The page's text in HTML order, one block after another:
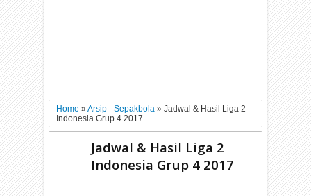
Home»Arsip - Sepakbola»Jadwal & Hasil Liga 2
Indonesia Grup 4 2017
Jadwal & Hasil Liga 2
Indonesia Grup 4 2017